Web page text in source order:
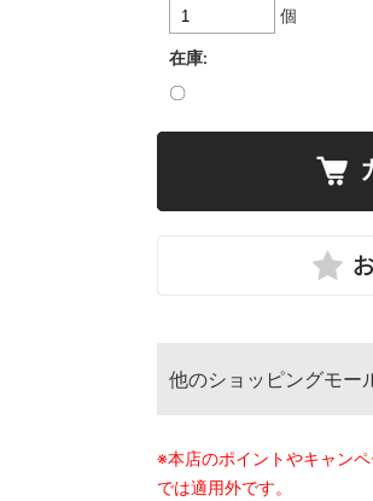
個
在庫:
〇
他のショッピングモー
※本店のポイントやキャン
では適用外です。